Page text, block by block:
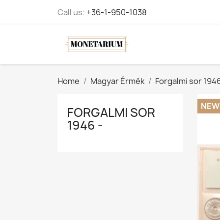
Call us: +36-1-950-1038
Home Magyar Érmék Forgalmi sor
FORGALMI SOR
1946 -
NEW